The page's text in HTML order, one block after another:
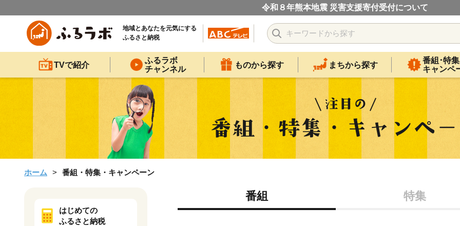
令和８年熊本地震 災害支援寄付受付について
地域とあなたを元気にする
ふるさと納税
TVで紹介
ふるラボ
チャンネル
ものから探す まちから探す
番組･特集
キャンペ
ホーム 番組・特集・キャンペーン
番組 特集
はじめての
ふるさと納税